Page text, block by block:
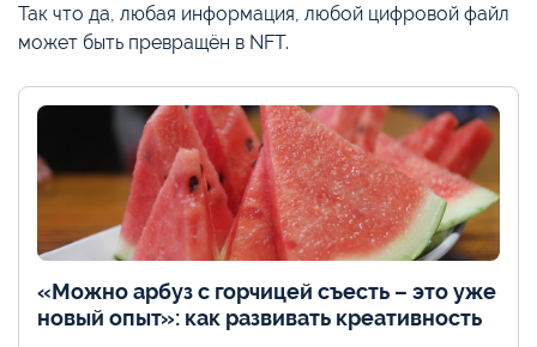
Так что да, любая информация, любой цифровой файл
может быть превращён в NFT.
«Можно арбуз с горчицей съесть – это уже
новый опыт»: как развивать креативность